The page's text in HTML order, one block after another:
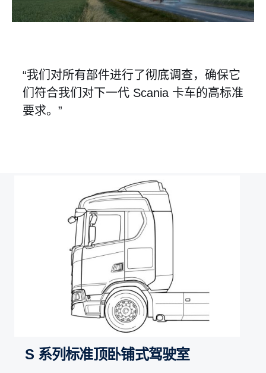
“我们对所有部件进行了彻底调查，确保它
们符合我们对下一代 Scania 卡车的高标准
要求。”
S 系列标准顶卧铺式驾驶室